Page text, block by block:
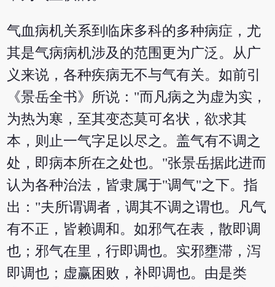
气血病机关系到临床多科的多种病症，尤
其是气病病机涉及的范围更为广泛。从广
义来说，各种疾病无不与气有关。如前引
《景岳全书》所说："而凡病之为虚为实，
为热为寒，至其变态莫可名状，欲求其
本，则止一气字足以尽之。盖气有不调之
处，即病本所在之处也。"张景岳据此进而
认为各种治法，皆隶属于"调气"之下。指
出："夫所谓调者，调其不调之谓也。凡气
有不正，皆赖调和。如邪气在表，散即调
也；邪气在里，行即调也。实邪壅滞，泻
即调也；虚赢困败，补即调也。由是类